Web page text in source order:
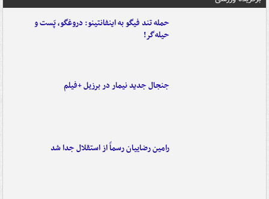
حمله تند فیگو به اینفانتینو: دروغگو، پَست‌ و
حیله‌گر!
جنجال جدید نیمار در برزیل +فیلم
رامین رضاییان رسماً از استقلال جدا شد